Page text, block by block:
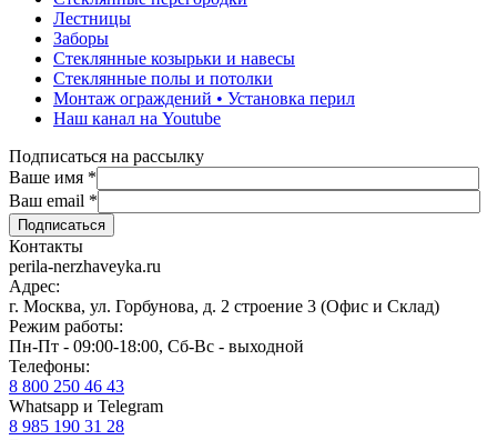
Лестницы
Заборы
Стеклянные козырьки и навесы
Стеклянные полы и потолки
Монтаж ограждений • Установка перил
Наш канал на Youtube
Подписаться на рассылку
Ваше имя *
Ваш email *
Контакты
perila-nerzhaveyka.ru
Адрес:
г. Москва, ул. Горбунова, д. 2 строение 3 (Офис и Склад)
Режим работы:
Пн-Пт - 09:00-18:00, Сб-Вс - выходной
Телефоны:
8 800 250 46 43
Whatsapp и Telegram
8 985 190 31 28